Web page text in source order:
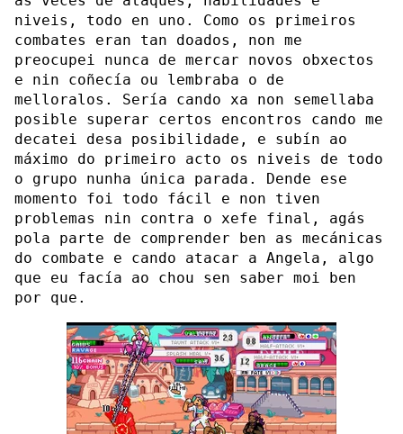
niveis, todo en uno. Como os primeiros
combates eran tan doados, non me
preocupei nunca de mercar novos obxectos
e nin coñecía ou lembraba o de
melloralos. Sería cando xa non semellaba
posible superar certos encontros cando me
decatei desa posibilidade, e subín ao
máximo do primeiro acto os niveis de todo
o grupo nunha única parada. Dende ese
momento foi todo fácil e non tiven
problemas nin contra o xefe final, agás
pola parte de comprender ben as mecánicas
do combate e cando atacar a Angela, algo
que eu facía ao chou sen saber moi ben
por que.